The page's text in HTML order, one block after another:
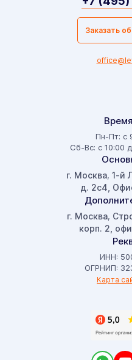
Пн-Пт: с
Сб-Вс: с 10:00
г. Москва, 1-й
д. 2с4,
г. Москва,
корп. 2,
ИНН:
ОГРНИП:
Карта
Заказать